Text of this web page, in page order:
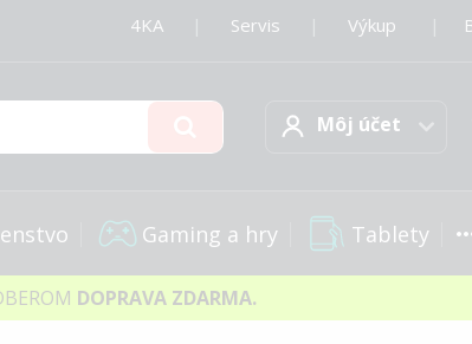
4KA Servis Výkup
Môj účetMôj účet
Gaming a hry Tablety
DOPRAVA ZDARMA.